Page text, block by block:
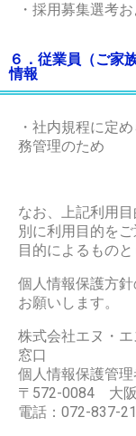
・採用募集選考
６．従業員（ご家
情報
・社内規程に定
務管理のため
なお、上記利用
別に利用目的を
目的によるものと
個人情報保護方
お願いします。
株式会社エヌ・
窓口
個人情報保護管
〒572-0084 大
電話：072-837-